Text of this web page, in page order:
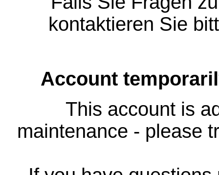
kontaktieren Sie
Account
This account is
maintenance - please